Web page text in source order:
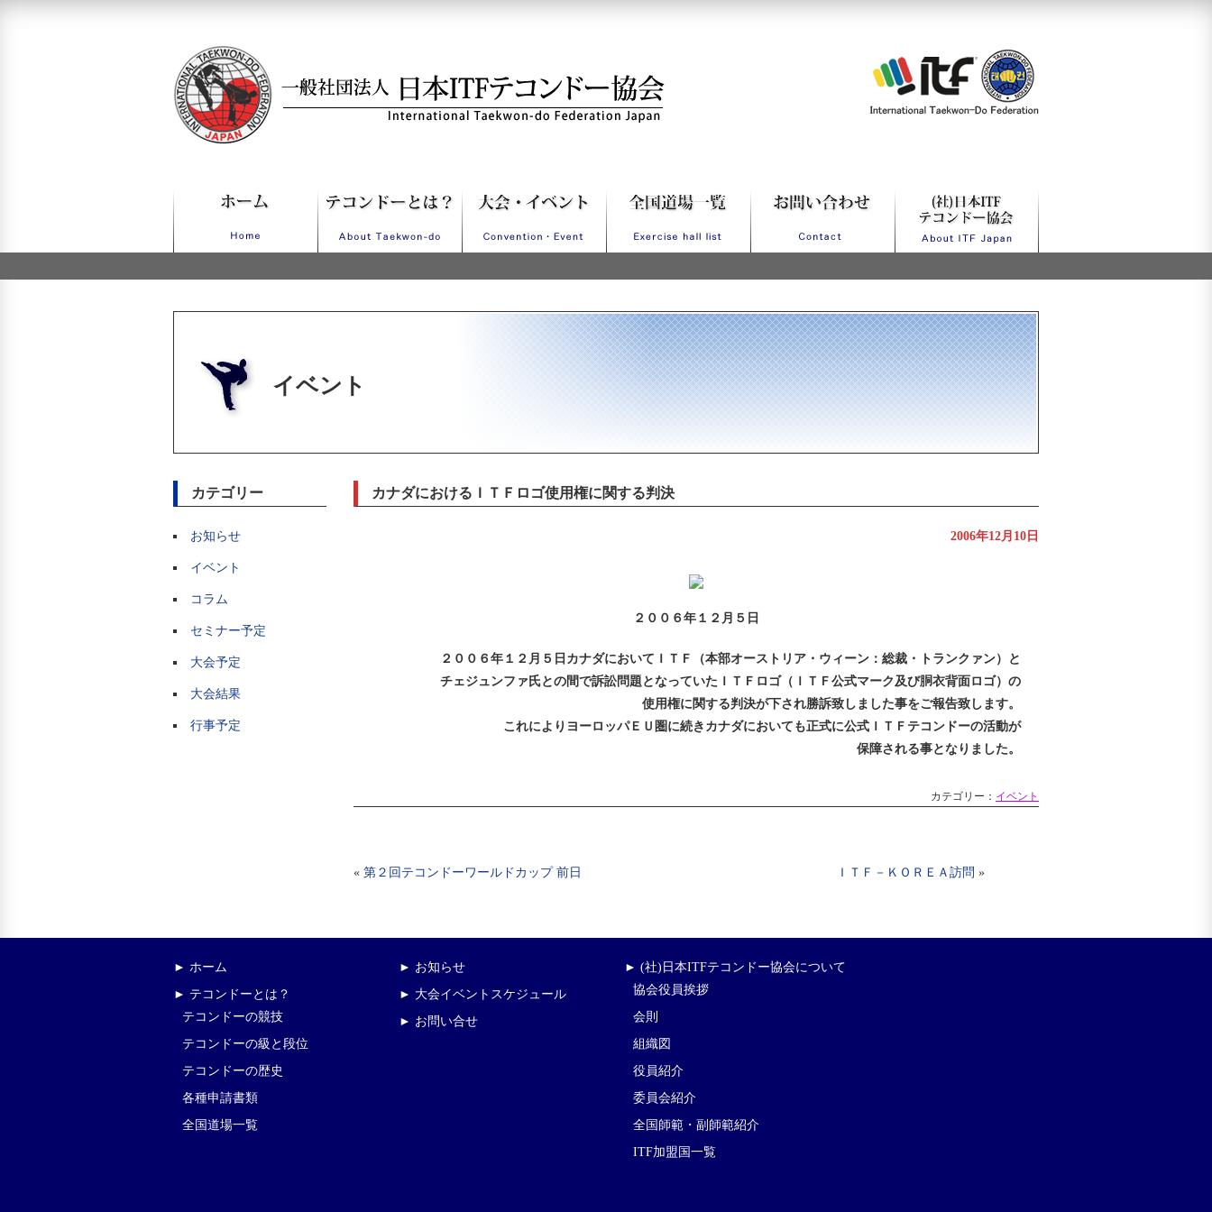
イベント
カテゴリー
お知らせ
イベント
コラム
セミナー予定
大会予定
大会結果
行事予定
カナダにおけるＩＴＦロゴ使用権に関する判決
2006年12月10日
２００６年１２月５日
２００６年１２月５日カナダにおいてＩＴＦ（本部オーストリア・ウィーン：総裁・トランクァン）と
チェジュンファ氏との間で訴訟問題となっていたＩＴＦロゴ（ＩＴＦ公式マーク及び胴衣背面ロゴ）の
使用権に関する判決が下され勝訴致しました事をご報告致します。
これによりヨーロッパＥＵ圏に続きカナダにおいても正式に公式ＩＴＦテコンドーの活動が
保障される事となりました。
カテゴリー： イベント
« 第２回テコンドーワールドカップ 前日 ＩＴＦ－ＫＯＲＥＡ訪問 »
► ホーム
► テコンドーとは？
テコンドーの競技
テコンドーの級と段位
テコンドーの歴史
各種申請書類
全国道場一覧
► お知らせ
► 大会イベントスケジュール
► お問い合せ
► (社)日本ITFテコンドー協会について
協会役員挨拶
会則
組織図
役員紹介
委員会紹介
全国師範・副師範紹介
ITF加盟国一覧